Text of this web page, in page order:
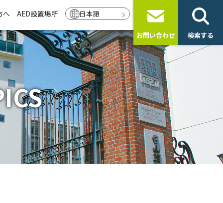
へ AED設置場所 日本語
お問い合わせ 検索する